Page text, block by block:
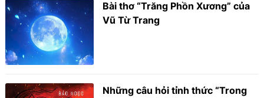
Bài thơ “Trăng Phồn Xương” của
Vũ Từ Trang
Những câu hỏi tỉnh thức “Trong